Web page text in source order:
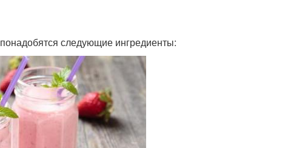
следующие ингредиенты: